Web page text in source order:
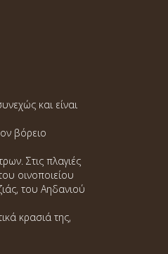
και είναι
βόρειο
Στις πλαγιές
οινοποιείου
του Αηδανιού
κρασιά της,